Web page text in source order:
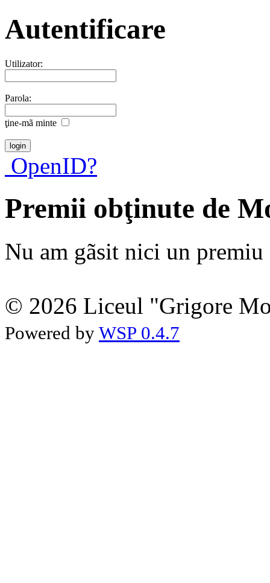
Autentificare
Utilizator:
Parola:
ţine-mã minte
OpenID?
Premii obţinute de
Nu am gãsit nici un premiu
© 2026 Liceul "Grigore
Powered by WSP 0.4.7